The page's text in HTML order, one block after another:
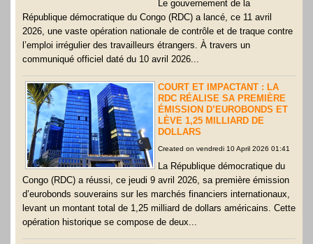
Le gouvernement de la
République démocratique du Congo (RDC) a lancé, ce 11 avril
2026, une vaste opération nationale de contrôle et de traque contre
l’emploi irrégulier des travailleurs étrangers. À travers un
communiqué officiel daté du 10 avril 2026...
COURT ET IMPACTANT : LA
RDC RÉALISE SA PREMIÈRE
ÉMISSION D’EUROBONDS ET
LÈVE 1,25 MILLIARD DE
DOLLARS
Created on vendredi 10 April 2026 01:41
La République démocratique du
Congo (RDC) a réussi, ce jeudi 9 avril 2026, sa première émission
d’eurobonds souverains sur les marchés financiers internationaux,
levant un montant total de 1,25 milliard de dollars américains. Cette
opération historique se compose de deux...